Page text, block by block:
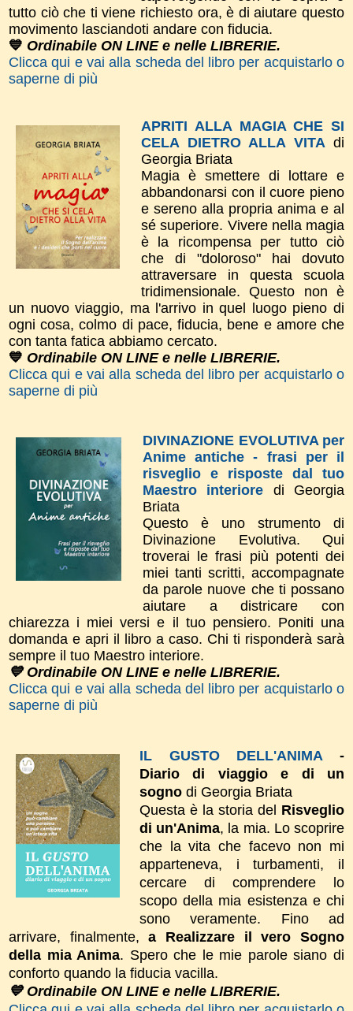
tutto ciò che ti viene richiesto ora, è di aiutare questo
movimento lasciandoti andare con fiducia.
💙 Ordinabile ON LINE e nelle LIBRERIE.
Clicca qui e vai alla scheda del libro per acquistarlo o
saperne di più
APRITI ALLA MAGIA CHE SI
CELA DIETRO ALLA VITA di
Georgia Briata
Magia è smettere di lottare e
abbandonarsi con il cuore pieno
e sereno alla propria anima e al
sé superiore. Vivere nella magia
è la ricompensa per tutto ciò
che di "doloroso" hai dovuto
attraversare in questa scuola
tridimensionale. Questo non è
un nuovo viaggio, ma l'arrivo in quel luogo pieno di
ogni cosa, colmo di pace, fiducia, bene e amore che
con tanta fatica abbiamo cercato.
💙 Ordinabile ON LINE e nelle LIBRERIE.
Clicca qui e vai alla scheda del libro per acquistarlo o
saperne di più
DIVINAZIONE EVOLUTIVA per
Anime antiche - frasi per il
risveglio e risposte dal tuo
Maestro interiore di Georgia
Briata
Questo è uno strumento di
Divinazione Evolutiva. Qui
troverai le frasi più potenti dei
miei tanti scritti, accompagnate
da parole nuove che ti possano
aiutare a districare con
chiarezza i miei versi e il tuo pensiero. Poniti una
domanda e apri il libro a caso. Chi ti risponderà sarà
sempre il tuo Maestro interiore.
💙 Ordinabile ON LINE e nelle LIBRERIE.
Clicca qui e vai alla scheda del libro per acquistarlo o
saperne di più
IL GUSTO DELL'ANIMA-
Diario di viaggio e di un
sognodi Georgia Briata
Questa è la storia del Risveglio
di un'Anima, la mia. Lo scoprire
che la vita che facevo non mi
apparteneva, i turbamenti, il
cercare di comprendere lo
scopo della mia esistenza e chi
sono veramente. Fino ad
arrivare, finalmente,a Realizzare il vero Sogno
della mia Anima. Spero che le mie parole siano di
conforto quando la fiducia vacilla.
💙 Ordinabile ON LINE e nelle LIBRERIE.